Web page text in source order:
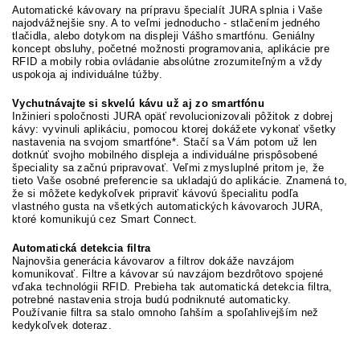
Automatické kávovary na prípravu špecialít JURA splnia i Vaše
najodvážnejšie sny. A to veľmi jednoducho - stlačením jedného
tlačidla, alebo dotykom na displeji Vášho smartfónu. Geniálny
koncept obsluhy, početné možnosti programovania, aplikácie pre
RFID a mobily robia ovládanie absolútne zrozumiteľným a vždy
uspokoja aj individuálne túžby.
Vychutnávajte si skvelú kávu už aj zo smartfónu
Inžinieri spoločnosti JURA opäť revolucionizovali pôžitok z dobrej
kávy: vyvinuli aplikáciu, pomocou ktorej dokážete vykonať všetky
nastavenia na svojom smartfóne*. Stačí sa Vám potom už len
dotknúť svojho mobilného displeja a individuálne prispôsobené
špeciality sa začnú pripravovať. Veľmi zmysluplné pritom je, že
tieto Vaše osobné preferencie sa ukladajú do aplikácie. Znamená to,
že si môžete kedykoľvek pripraviť kávovú špecialitu podľa
vlastného gusta na všetkých automatických kávovaroch JURA,
ktoré komunikujú cez Smart Connect.
Automatická detekcia filtra
Najnovšia generácia kávovarov a filtrov dokáže navzájom
komunikovať. Filtre a kávovar sú navzájom bezdrôtovo spojené
vďaka technológii RFID. Prebieha tak automatická detekcia filtra,
potrebné nastavenia stroja budú podniknuté automaticky.
Používanie filtra sa stalo omnoho ľahším a spoľahlivejším než
kedykoľvek doteraz.